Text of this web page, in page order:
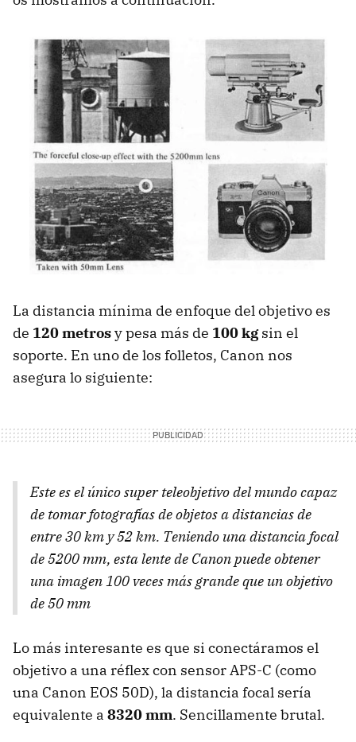
La distancia mínima de enfoque del objetivo es
de 120 metrosy pesa más de 100 kgsin el
soporte. En uno de los folletos, Canon nos
asegura lo siguiente:
Este es el único super teleobjetivo del mundo capaz
de tomar fotografías de objetos a distancias de
entre 30 km y 52 km. Teniendo una distancia focal
de 5200 mm, esta lente de Canon puede obtener
una imagen 100 veces más grande que un objetivo
de 50 mm
Lo más interesante es que si conectáramos el
objetivo a una réflex con sensor APS-C (como
una Canon EOS 50D), la distancia focal sería
equivalente a 8320 mm. Sencillamente brutal.